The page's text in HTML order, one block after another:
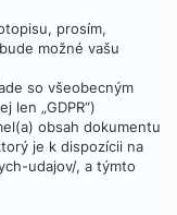
prosím,
možné vašu
so všeobecným
len „GDPR“)
obsah dokumentu
je k dispozícii na
udajov/, a týmto